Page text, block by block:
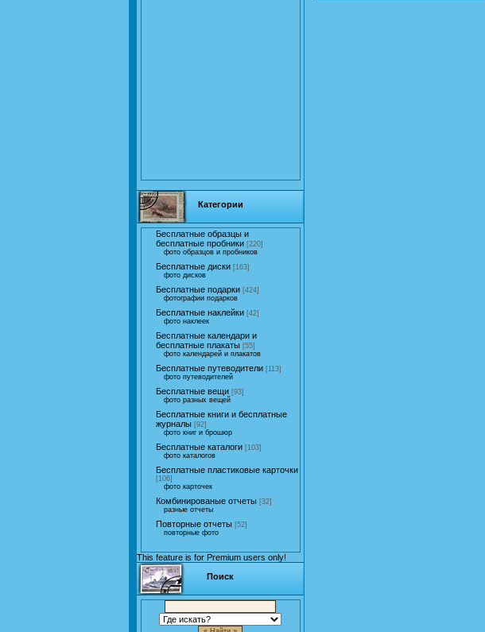
Категории
Бесплатные образцы и
бесплатные пробники [220]
фото образцов и пробников
Бесплатные диски [163]
фото дисков
Бесплатные подарки [424]
фотографии подарков
Бесплатные наклейки [42]
фото наклеек
Бесплатные календари и
бесплатные плакаты [55]
фото календарей и плакатов
Бесплатные путеводители [113]
фото путеводителей
Бесплатные вещи [93]
фото разных вещей
Бесплатные книги и бесплатные
журналы [92]
фото книг и брошюр
Бесплатные каталоги [103]
фото каталогов
Бесплатные пластиковые карточки
[106]
фото карточек
Комбинированые отчеты [32]
разные отчеты
Повторные отчеты [52]
повторные фото
This feature is for Premium users only!
Поиск